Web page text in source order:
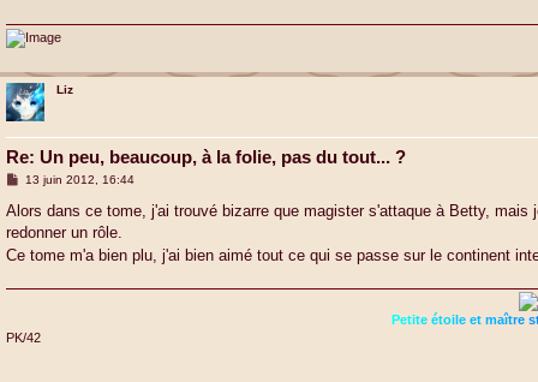
Liz
Re: Un peu, beaucoup, à la folie, pas du tout... ?
M
s
a
g
e
13 juin 2012, 16:44
Alors dans ce tome, j'ai trouvé bizarre que magister s'attaque à Betty,
redonner un rôle.
Ce tome m'a bien plu, j'ai bien aimé tout ce qui se passe sur le continent
Petite étoile et maître s
PK/42